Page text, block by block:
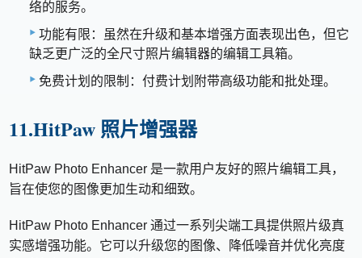
络的服务。
功能有限：虽然在升级和基本增强方面表现出色，但它
缺乏更广泛的全尺寸照片编辑器的编辑工具箱。
免费计划的限制：付费计划附带高级功能和批处理。
11.HitPaw 照片增强器
HitPaw Photo Enhancer 是一款用户友好的照片编辑工具，
旨在使您的图像更加生动和细致。
HitPaw Photo Enhancer 通过一系列尖端工具提供照片级真
实感增强功能。它可以升级您的图像、降低噪音并优化亮度